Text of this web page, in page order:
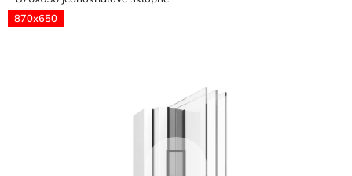
870x650